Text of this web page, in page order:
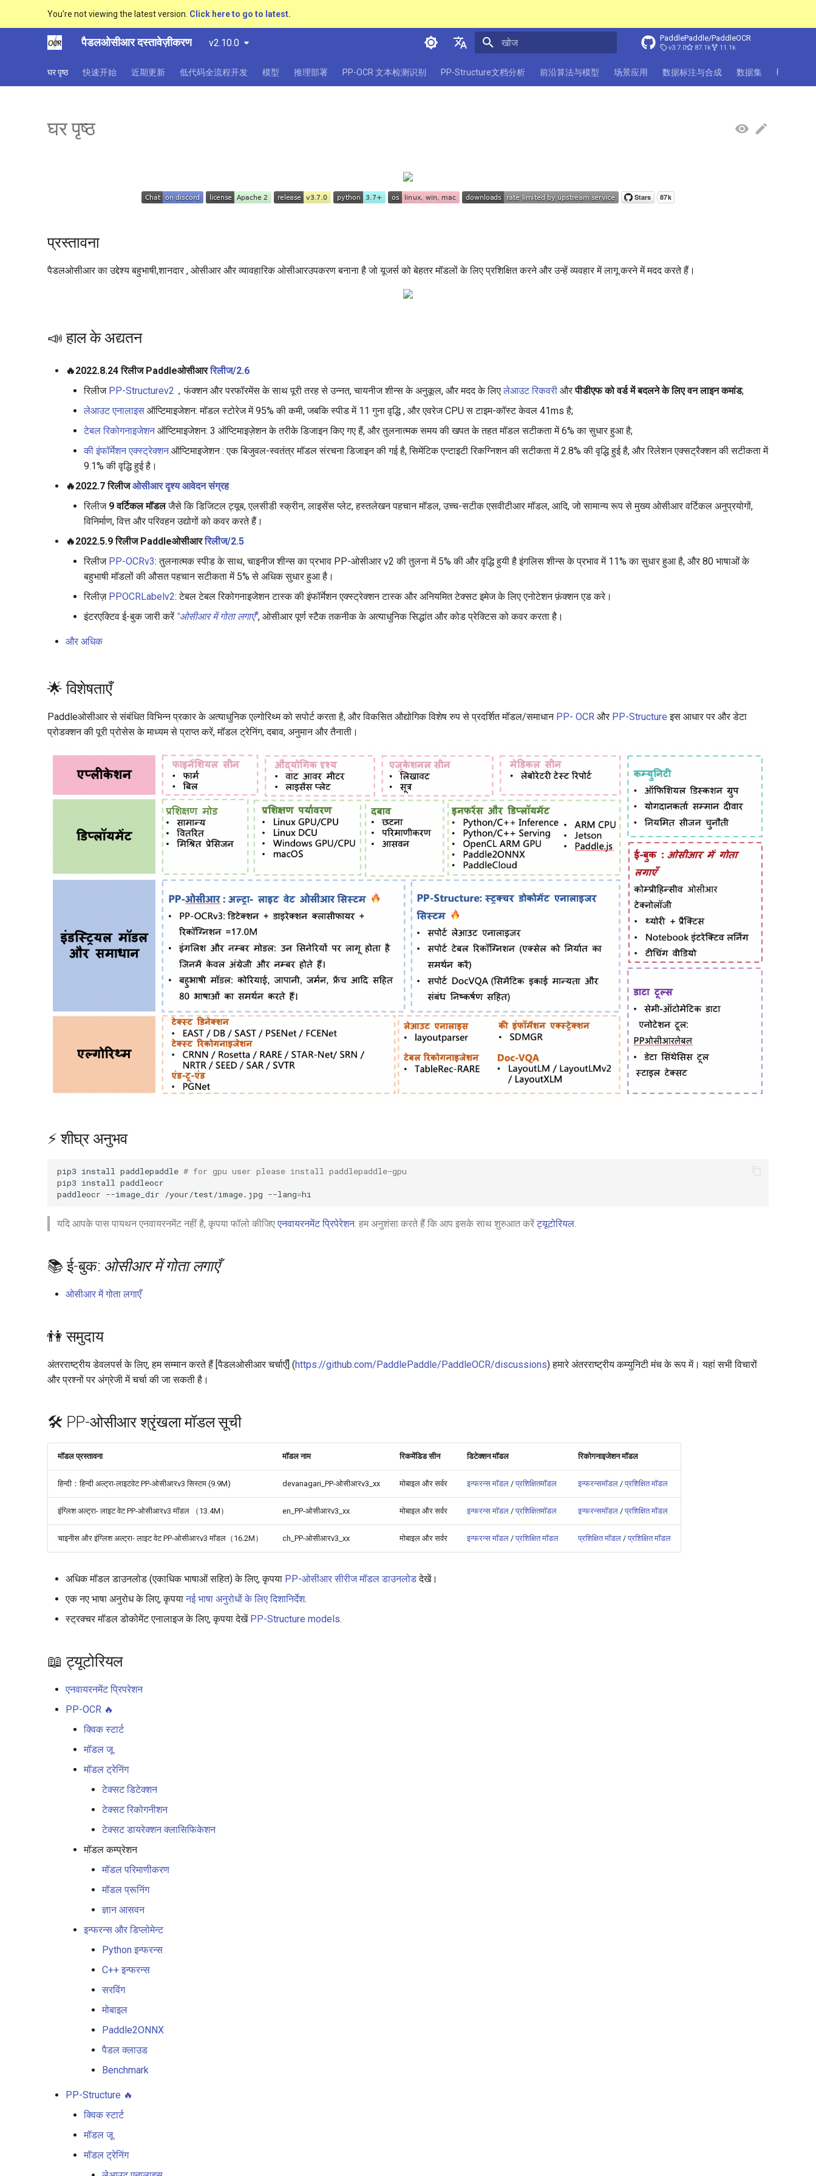
You're not viewing the latest version. Click here to go to latest.
पैडलओसीआर दस्तावेज़ीकरण v2.10.0
简体中文
Help translating
PaddlePaddle/PaddleOCR
v3.7.0 87.1k 11.1k
घर पृष्ठ 快速开始 近期更新 低代码全流程开发 模型 推理部署 PP-OCR 文本检测识别 PP-Structure文档分析 前沿算法与模型 场景应用 数据标注与合成 数据集 FAQ
घर पृष्ठ
प्रस्तावना
पैडलओसीआर का उद्देश्य बहुभाषी,शानदार , ओसीआर और व्यावहारिक ओसीआरउपकरण बनाना है जो यूजर्स को बेहतर मॉडलों के लिए प्रशिक्षित करने और उन्हें व्यवहार में लागू करने में मदद करते हैं।
📣 हाल के अद्यतन
🔥2022.8.24 रिलीज Paddleओसीआररिलीज/2.6
रिलीज PP-Structurev2 ，फंक्शन और परफॉरमेंस के साथ पूरी तरह से उन्नत, चायनीज शीन्स के अनुकूल, और मदद के लिएलेआउट रिकवरी औरपीडीएफ को वर्ड में बदलने के लिए वन लाइन कमांड;
लेआउट एनालाइस ऑप्टिमाइजेशन: मॉडल स्टोरेज में 95% की कमी, जबकि स्पीड में 11 गुना वृद्धि , और एवरेज CPU स टाइम-कॉस्ट केवल 41ms है;
टेबल रिकोगनाइजेशनऑप्टिमाइजेशन: 3 ऑप्टिमाइज़ेशन के तरीके डिजाइन किए गए हैं, और तुलनात्मक समय की खपत के तहत मॉडल सटीकता में 6% का सुधार हुआ है;
की इंफॉर्मेशन एक्स्ट्रेक्शनऑप्टिमाइजेशन : एक बिजुवल-स्वतंत्र मॉडल संरचना डिजाइन की गई है, सिमेंटिक एन्टाइटी रिकग्निशन की सटीकता में 2.8% की वृद्धि हुई है, और रिलेशन एक्सट्रैक्शन की सटीकता में
9.1% की वृद्धि हुई है।
🔥2022.7 रिलीजओसीआर दृश्य आवेदन संग्रह
रिलीज 9 वर्टिकल मॉडलजैसे कि डिजिटल ट्यूब, एलसीडी स्क्रीन, लाइसेंस प्लेट, हस्तलेखन पहचान मॉडल, उच्च-सटीक एसवीटीआर मॉडल, आदि, जो सामान्य रूप से मुख्य ओसीआर वर्टिकल अनुप्रयोगों,
विनिर्माण, वित्त और परिवहन उद्योगों को कवर करते हैं।
🔥2022.5.9 रिलीज Paddleओसीआररिलीज/2.5
रिलीज PP-OCRv3: तुलनात्मक स्पीड के साथ, चाइनीज शीन्स का प्रभाव PP-ओसीआर v2 की तुलना में 5% की और वृद्धि हुयी है इंगलिस शीन्स के प्रभाव में 11% का सुधार हुआ है, और 80 भाषाओं के
बहुभाषी मॉडलों की औसत पहचान सटीकता में 5% से अधिक सुधार हुआ है।
रिलीज़ PPOCRLabelv2: टेबल टेबल रिकोगनाइजेशन टास्क की इंफॉर्मेशन एक्स्ट्रेक्शन टास्क और अनियमित टेक्सट इमेज के लिए एनोटेशन फ़ंक्शन एड करे।
इंटरएक्टिव ई-बुक जारी करें "ओसीआर में गोता लगाएँ", ओसीआर पूर्ण स्टैक तकनीक के अत्याधुनिक सिद्धांत और कोड प्रेक्टिस को कवर करता है।
और अधिक
🌟 विशेषताएँ
Paddleओसीआर से संबंधित विभिन्न प्रकार के अत्याधुनिक एल्गोरिथ्म को सपोर्ट करता है, और विकसित औद्योगिक विशेष रुप से प्रदर्शित मॉडल/समाधान PP- OCR और PP-Structure इस आधार पर और डेटा
प्रोडक्शन की पूरी प्रोसेस के माध्यम से प्राप्त करें, मॉडल ट्रेनिंग, दबाव, अनुमान और तैनाती।
⚡ शीघ्र अनुभव
pip3 install paddlepaddle # for gpu user please install paddlepaddle-gpu
pip3 install
paddleocr --image_dir /your/test/image.jpg --lang=
यदि आपके पास पायथन एनवायरनमेंट नहीं है, कृपया फॉलो कीजिएएनवायरनमेंट प्रिपेरेशन. हम अनुशंसा करते हैं कि आप इसके साथ शुरुआत करेंट्यूटोरियल.
📚 ई-बुक: ओसीआर में गोता लगाएँ
ओसीआर में गोता लगाएँ
👫 समुदाय
अंतरराष्ट्रीय डेवलपर्स के लिए, हम सम्मान करते हैं [पैडलओसीआर चर्चाएँ] (https://github.com/PaddlePaddle/PaddleOCR/discussions) हमारे अंतरराष्ट्रीय कम्युनिटी मंच के रूप में। यहां सभी विचारों
और प्रश्नों पर अंग्रेजी में चर्चा की जा सकती है।
🛠️ PP-ओसीआर श्रृंखला मॉडल सूची
मॉडल प्रस्तावना मॉडल नाम रिकमेंडिड सीन डिटेक्शन मॉडल रिकोगनाइजेशन मॉडल
हिन्दी：हिन्दी अल्ट्रा-लाइटवेट PP-ओसीआरv3 सिस्टम (9.9M) devanagari_PP-ओसीआरv3_xx मोबाइल और सर्वर इन्फरन्स मॉडल / प्रशिक्षितमॉडल इन्फरन्समॉडल / प्रशिक्षित मॉडल
इंग्लिश अल्ट्रा- लाइट वेट PP-ओसीआरv3 मॉडल （13.4M） en_PP-ओसीआरv3_xx मोबाइल और सर्वर इन्फरन्स मॉडल / प्रशिक्षितमॉडल इन्फरन्समॉडल / प्रशिक्षित मॉडल
चाइनीस और इंग्लिश अल्ट्रा- लाइट वेट PP-ओसीआरv3 मॉडल（16.2M） ch_PP-ओसीआरv3_xx मोबाइल और सर्वर इन्फरन्स मॉडल / प्रशिक्षित मॉडल प्रशिक्षित मॉडल / प्रशिक्षित मॉडल
अधिक मॉडल डाउनलोड (एकाधिक भाषाओं सहित) के लिए, कृपया PP-ओसीआर सीरीज मॉडल डाउनलोडदेखें।
एक नए भाषा अनुरोध के लिए, कृपयानई भाषा अनुरोधों के लिए दिशानिर्देश.
स्ट्रक्चर मॉडल डोकोमेंट एनालाइज के लिए, कृपया देखें PP-Structure models.
📖 ट्यूटोरियल
एनवायरनमेंट प्रिपरेशन
PP-OCR 🔥
क्विक स्टार्ट
मॉडल जू
मॉडल ट्रेनिंग
टेक्सट डिटेक्शन
टेक्सट रिकोगनीशन
टेक्सट डायरेक्शन क्लासिफिकेशन
मॉडल कम्प्रेशन
मॉडल परिमाणीकरण
मॉडल प्रूनिंग
ज्ञान आसवन
इन्फरन्स और डिप्लोमेन्ट
Python इन्फरन्स
C++ इन्फरन्स
सरविंग
मोबाइल
Paddle2ONNX
पैडल क्लाउड
Benchmark
PP-Structure 🔥
क्विक स्टार्ट
मॉडल जू
मॉडल ट्रेनिंग